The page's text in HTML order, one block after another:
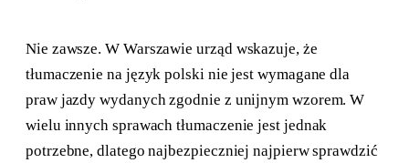
Nie zawsze. W Warszawie urząd wskazuje, że
tłumaczenie na język polski nie jest wymagane dla
praw jazdy wydanych zgodnie z unijnym wzorem. W
wielu innych sprawach tłumaczenie jest jednak
potrzebne, dlatego najbezpieczniej najpierw sprawdzić